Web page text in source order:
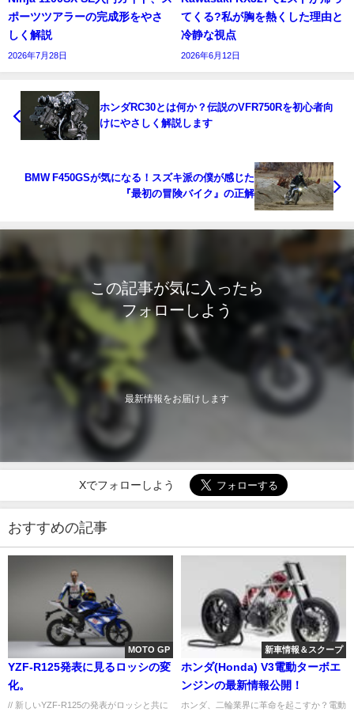
ポーツツアラーの完成形をやさ
しく解説
2026年7月28日
てくる?私が胸を熱くした理由と
冷静な視点
2026年6月12日
ホンダRC30とは何か？伝説のVFR750Rを初心者向
けにやさしく解説します
BMW F450GSが気になる！スズキ派の僕が感じた
『最初の冒険バイク』の正解
この記事が気に入ったら
フォローしよう
最新情報をお届けします
Xでフォローしよう
おすすめの記事
MOTO GP
YZF-R125発表に見るロッシの変
化。
// 新しいYZF-R125の発表がロッシと共に
新車情報＆スクープ
ホンダ(Honda) V3電動ターボエ
ンジンの最新情報公開！
ホンダ、二輪業界に革命を起こすか？電動